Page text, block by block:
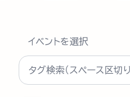
イベントを選択
タグ検索